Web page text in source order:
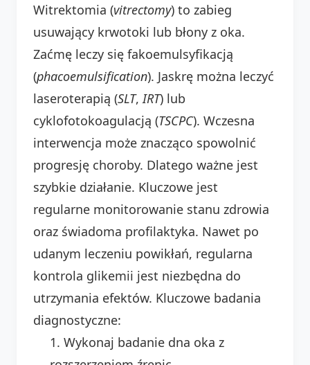
Witrektomia (vitrectomy) to zabieg
usuwający krwotoki lub błony z oka.
Zaćmę leczy się fakoemulsyfikacją
(phacoemulsification). Jaskrę można leczyć
laseroterapią (SLT, IRT) lub
cyklofotokoagulacją (TSCPC). Wczesna
interwencja może znacząco spowolnić
progresję choroby. Dlatego ważne jest
szybkie działanie. Kluczowe jest
regularne monitorowanie stanu zdrowia
oraz świadoma profilaktyka. Nawet po
udanym leczeniu powikłań, regularna
kontrola glikemii jest niezbędna do
utrzymania efektów. Kluczowe badania
diagnostyczne:
Wykonaj badanie dna oka z